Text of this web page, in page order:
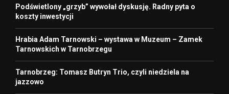
Podświetlony „grzyb” wywołał dyskusję. Radny pyta o
koszty inwestycji
Hrabia Adam Tarnowski – wystawa w Muzeum – Zamek
Tarnowskich w Tarnobrzegu
Tarnobrzeg: Tomasz Butryn Trio, czyli niedziela na
jazzowo